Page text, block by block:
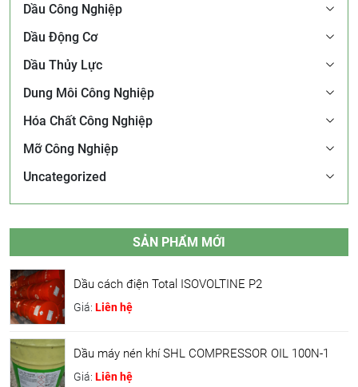
Dầu Công Nghiệp
Dầu Động Cơ
Dầu Thủy Lực
Dung Môi Công Nghiệp
Hóa Chất Công Nghiệp
Mỡ Công Nghiệp
Uncategorized
SẢN PHẨM MỚI
Dầu cách điện Total ISOVOLTINE P2
Giá: Liên hệ
Dầu máy nén khí SHL COMPRESSOR OIL 100N-1
Giá: Liên hệ